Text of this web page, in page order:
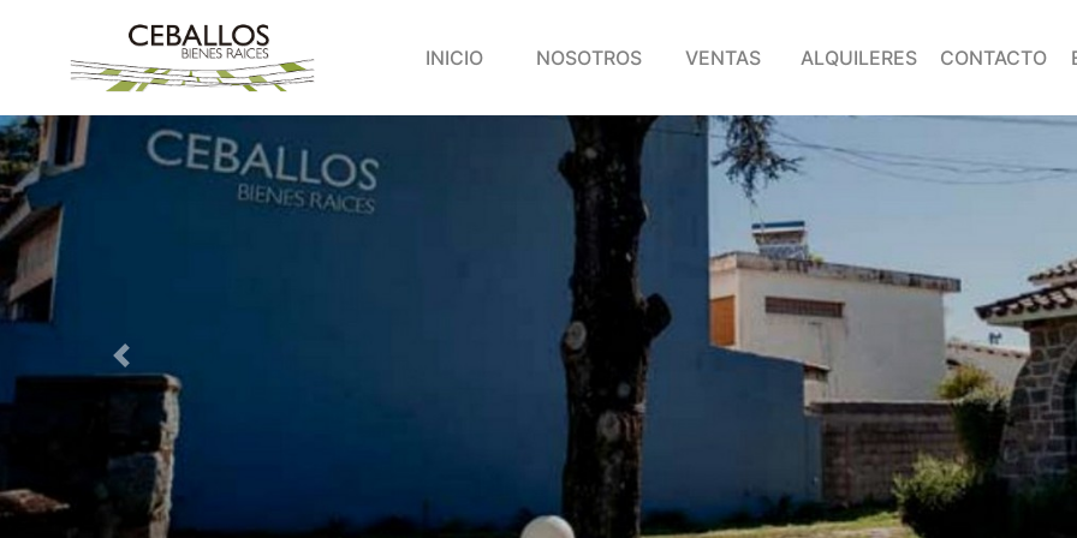
INICIO NOSOTROS VENTAS ALQUILERES CONTACTO
Anterior